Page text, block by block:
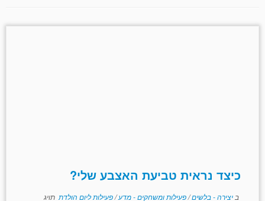
כיצד נראית טביעת האצבע שלי?
ב יצירה - בלשים/פעילות ומשחקים - מדע/פעילות ליום הולדת תויג